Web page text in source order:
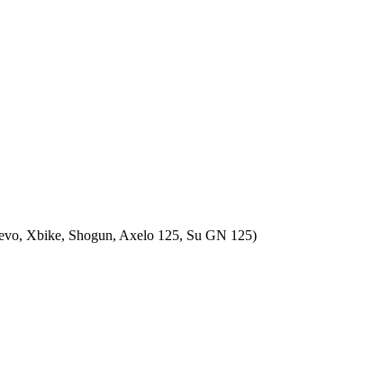
Xbike, Shogun, Axelo 125, Su GN 125)